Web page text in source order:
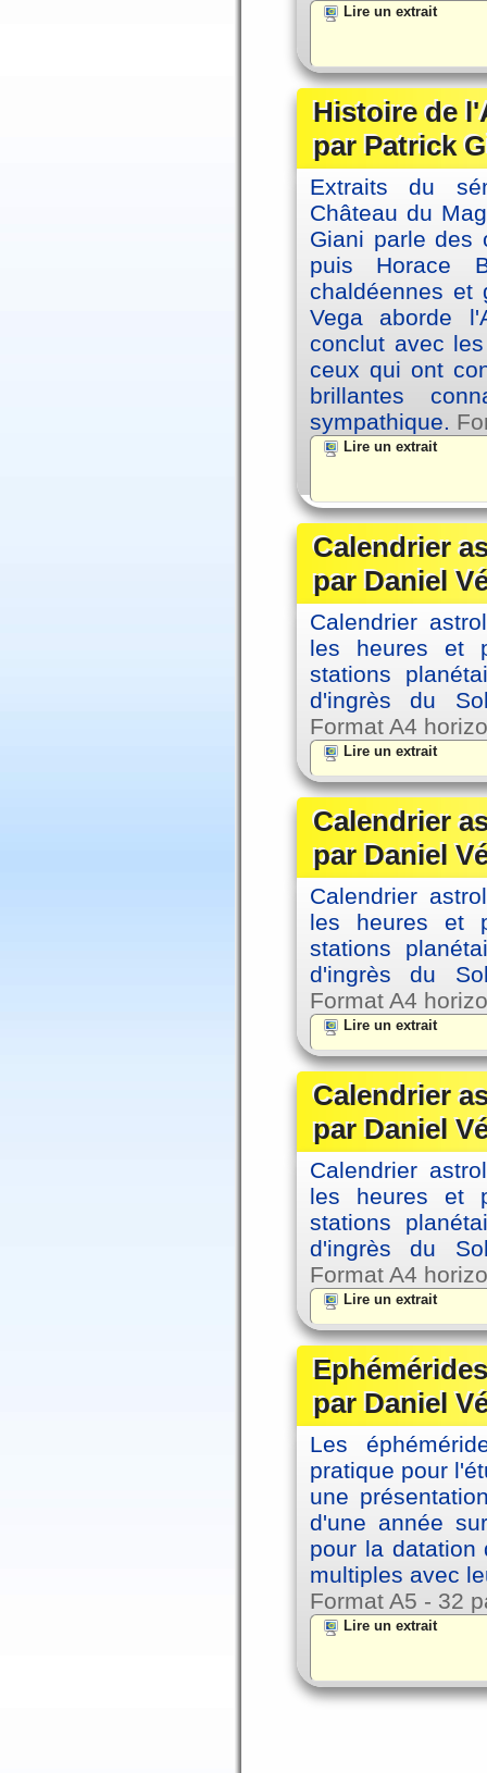
Lire un extrait
Histoire de
par Patrick
Extraits du
Château du
Giani parle des
puis Horace
chaldéennes et
Vega aborde
conclut avec
ceux qui ont
brillantes
sympathique.
Lire un extrait
Calendrier
par Daniel
Calendrier
les heures et
stations
d'ingrès du
Format A4
Lire un extrait
Calendrier
par Daniel
Calendrier
les heures et
stations
d'ingrès du
Format A4
Lire un extrait
Calendrier
par Daniel
Calendrier
les heures et
stations
d'ingrès du
Format A4
Lire un extrait
par Daniel
Les
pratique pour
une
d'une année
pour la datation
multiples avec
Format A5 - 32
Lire un extrait